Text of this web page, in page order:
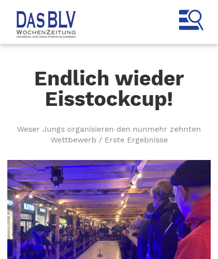
Endlich wieder
Eisstockcup!
Weser Jungs organisieren den nunmehr zehnten
Wettbewerb / Erste Ergebnisse